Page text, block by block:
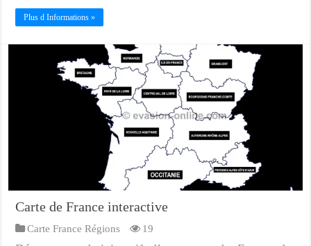
Plus d Informations »
Carte de France interactive
Carte France Régions 19